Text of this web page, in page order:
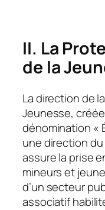
II. La
de la
La direction de
Jeunesse,
dénomination «
une direction
assure la prise
mineurs et
d’un secteur
associatif